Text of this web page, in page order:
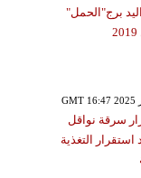
برج"الحمل"
سرقة نواقل
التغذية